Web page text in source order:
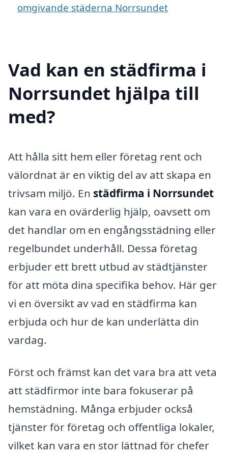
omgivande städerna Norrsundet
Vad kan en städfirma i
Norrsundet hjälpa till
med?
Att hålla sitt hem eller företag rent och
välordnat är en viktig del av att skapa en
trivsam miljö. En städfirma i Norrsundet
kan vara en ovärderlig hjälp, oavsett om
det handlar om en engångsstädning eller
regelbundet underhåll. Dessa företag
erbjuder ett brett utbud av städtjänster
för att möta dina specifika behov. Här ger
vi en översikt av vad en städfirma kan
erbjuda och hur de kan underlätta din
vardag.
Först och främst kan det vara bra att veta
att städfirmor inte bara fokuserar på
hemstädning. Många erbjuder också
tjänster för företag och offentliga lokaler,
vilket kan vara en stor lättnad för chefer